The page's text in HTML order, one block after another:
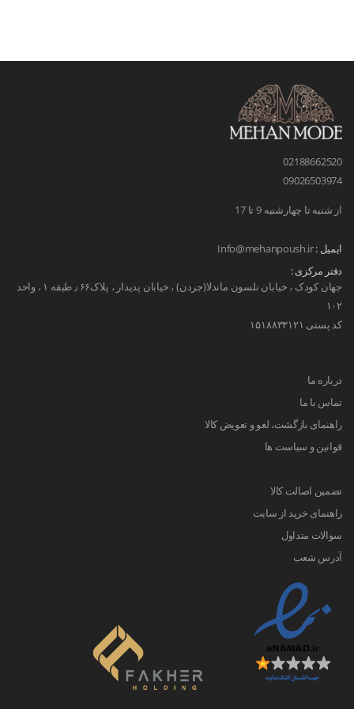
02188662520
09026503974
از شنبه تا چهارشنبه 9 تا 17
ایمیل :Info@mehanpoush.ir
دفتر مرکزی :
جهان کودک ، خیابان نلسون ماندلا(جردن) ، خیابان پدیدار ، پلاک۶۶ ٫ طبقه ۱ ، واحد
۱۰۲
کد پستی ۱۵۱۸۸۳۳۱۲۱
درباره ما
تماس با ما
راهنمای بازگشت، لغو و تعویض کالا
قوانین و سیاست ها
تضمین اصالت کالا
راهنمای خرید از سایت
سوالات متداول
آدرس شعب